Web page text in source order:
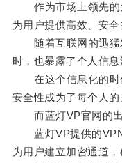
作为市场上领先的
为用户提供高效、安全
随着互联网的迅猛
时，也暴露了个人信息
在这个信息化的时
安全性成为了每个人的
而蓝灯VP官网的出
蓝灯VP提供的VPN
为用户建立加密通道